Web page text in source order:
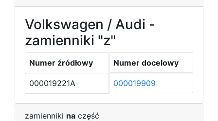
Volkswagen / Audi -
zamienniki "z"
Numer źródłowy Numer docelowy
000019221A 000019909
zamienniki na część